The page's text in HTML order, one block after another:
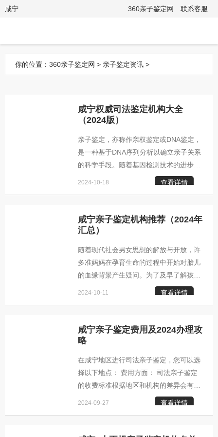
咸宁 360亲子鉴定网 联系客服
你的位置： 360亲子鉴定网 > 亲子鉴定资讯 >
咸宁权威司法鉴定机构大全
（2024版）
亲子鉴定，亦称作亲权鉴定或DNA鉴定，
是一种基于DNA序列分析以确立亲子关系
的科学手段。随着基因检测技术的进步，
咸宁市对这一服务的需求不断扩大，目前
请、海外留学手续及公证事宜。 位于咸宁
市的正规司法亲子鉴定机构如下： 1. 咸
湖北省武汉市洪山区武珞路717号兆富国
际大厦0812室。该中心自成立以来，已协
助成千上万的人解决了亲子疑虑，提供的
服务包括非侵入性胎儿亲子鉴定、近亲血
缘鉴定和DNA
2024-10-18 查看详情
咸宁亲子鉴定机构推荐（2024年
汇总）
随着现代社会男女思想的解放与开放，许
多准妈妈在孕育生命的过程中开始对胎儿
的血缘背景产生疑问。为了及早了解孩子
的生物学父亲身份，一些女性会在怀孕五
来源。通过仅需从孕妇体内抽取10毫升血
液即可提取到胎儿DNA，并与男性样本比
系。以下是咸宁地区可供选择的孕期亲子
鉴定机构介绍： 1. 咸宁中量亲子鉴定咨
询中心： - 服务区域：涵盖咸安区、赤壁
市、嘉鱼县、通城县、崇阳县、通山县等
地。 - 地址：湖北
2024-10-11 查看详情
咸宁亲子鉴定费用及2024办理攻
略
在咸宁地区进行司法亲子鉴定，您可以选
择以下地点： 费用方面： 司法亲子鉴定
的收费标准根据地区和机构的差异会有所
不同，大致价格区间在2800元至3200元
2024-09-27 查看详情